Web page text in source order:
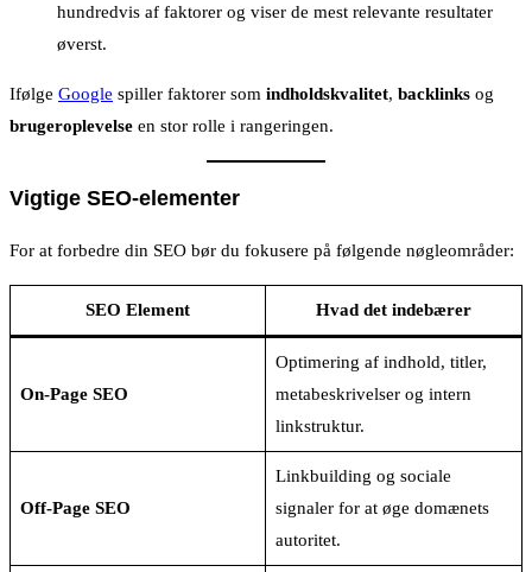
hundredvis af faktorer og viser de mest relevante resultater
øverst.
Ifølge Google spiller faktorer som indholdskvalitet, backlinks og
brugeroplevelse en stor rolle i rangeringen.
Vigtige SEO-elementer
For at forbedre din SEO bør du fokusere på følgende nøgleområder:
SEO Element Hvad det indebærer
On-Page SEO
Optimering af indhold, titler,
metabeskrivelser og intern
linkstruktur.
Off-Page SEO
Linkbuilding og sociale
signaler for at øge domænets
autoritet.